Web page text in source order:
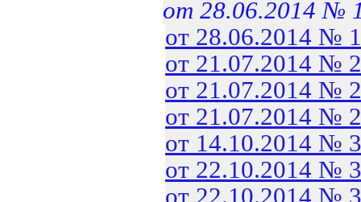
от 28.06.2014 №
от 28.06.2014 №
от 21.07.2014 №
от 21.07.2014 №
от 21.07.2014 №
от 14.10.2014 №
от 22.10.2014 №
от 22.10.2014 №